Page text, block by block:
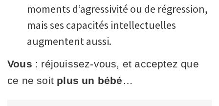
moments d’agressivité ou de régression,
mais ses capacités intellectuelles
augmentent aussi.
Vous : réjouissez-vous, et acceptez que
ce ne soit plus un bébé